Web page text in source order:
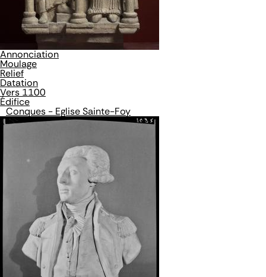
Annonciation
Moulage
Relief
Datation
Vers 1100
Édifice
Conques - Eglise Sainte-Foy